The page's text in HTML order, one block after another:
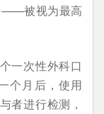
——被视为最高
一次性外科口
个月后，使用
者进行检测，